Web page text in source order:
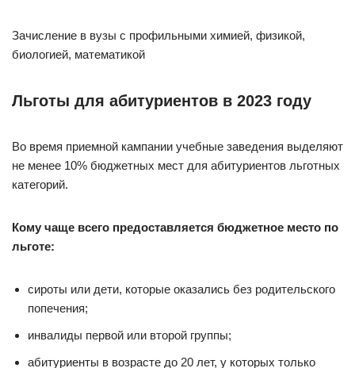
Зачисление в вузы с профильными химией, физикой,
биологией, математикой
Льготы для абитуриентов в 2023 году
Во время приемной кампании учебные заведения выделяют
не менее 10% бюджетных мест для абитуриентов льготных
категорий.
Кому чаще всего предоставляется бюджетное место по
льготе:
сироты или дети, которые оказались без родительского
попечения;
инвалиды первой или второй группы;
абитуриенты в возрасте до 20 лет, у которых только